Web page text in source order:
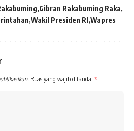
Gibran Rakabuming Raka
Wakil Presiden RI Wapres
Ruas yang wajib ditandai *